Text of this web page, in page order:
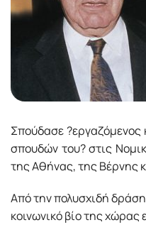
Σπούδασε ?εργαζόμενος
σπουδών του? στις
της Αθήνας, της Βέρνης
Από την πολυσχιδή
κοινωνικό βίο της χώρας